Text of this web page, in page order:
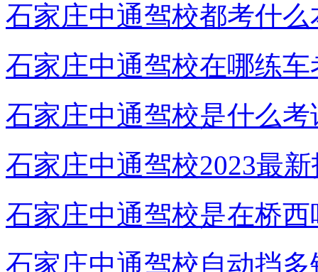
石家庄中通驾校都考什么
石家庄中通驾校在哪练车
石家庄中通驾校是什么考
石家庄中通驾校2023最
石家庄中通驾校是在桥西
石家庄中通驾校自动挡多